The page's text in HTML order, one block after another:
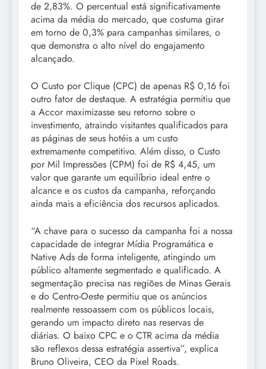
de 2,83%. O percentual está significativamente
acima da média do mercado, que costuma girar
em torno de 0,3% para campanhas similares, o
que demonstra o alto nível do engajamento
alcançado.
O Custo por Clique (CPC) de apenas R$ 0,16 foi
outro fator de destaque. A estratégia permitiu que
a Accor maximizasse seu retorno sobre o
investimento, atraindo visitantes qualificados para
as páginas de seus hotéis a um custo
extremamente competitivo. Além disso, o Custo
por Mil Impressões (CPM) foi de R$ 4,45, um
valor que garante um equilíbrio ideal entre o
alcance e os custos da campanha, reforçando
ainda mais a eficiência dos recursos aplicados.
“A chave para o sucesso da campanha foi a nossa
capacidade de integrar Mídia Programática e
Native Ads de forma inteligente, atingindo um
público altamente segmentado e qualificado. A
segmentação precisa nas regiões de Minas Gerais
e do Centro-Oeste permitiu que os anúncios
realmente ressoassem com os públicos locais,
gerando um impacto direto nas reservas de
diárias. O baixo CPC e o CTR acima da média
são reflexos dessa estratégia assertiva”, explica
Bruno Oliveira, CEO da Pixel Roads.